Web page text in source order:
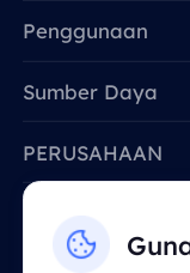
Penggunaan
Sumber Daya
PERUSAHAAN
Email: